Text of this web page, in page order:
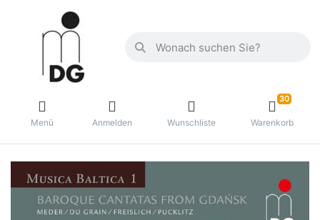
Menü Anmelden Wunschliste
30
Warenkorb